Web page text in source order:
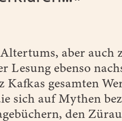
aber auch
ebenso
Kafkas gesamten
sich auf Mythen
den